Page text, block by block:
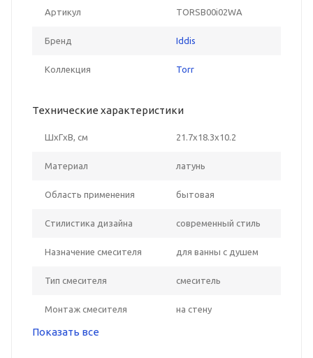
Артикул TORSB00i02WA
Бренд Iddis
Коллекция Torr
Технические характеристики
ШxГxВ, см 21.7x18.3x10.2
Материал латунь
Область применения бытовая
Стилистика дизайна современный стиль
Назначение смесителя для ванны с душем
Тип смесителя смеситель
Монтаж смесителя на стену
Показать все